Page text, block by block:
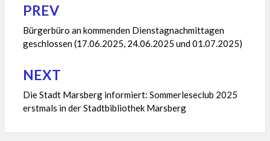
Beitragsnavigation
PREV
Bürgerbüro an kommenden Dienstagnachmittagen
geschlossen (17.06.2025, 24.06.2025 und 01.07.2025)
NEXT
Die Stadt Marsberg informiert: Sommerleseclub 2025
erstmals in der Stadtbibliothek Marsberg